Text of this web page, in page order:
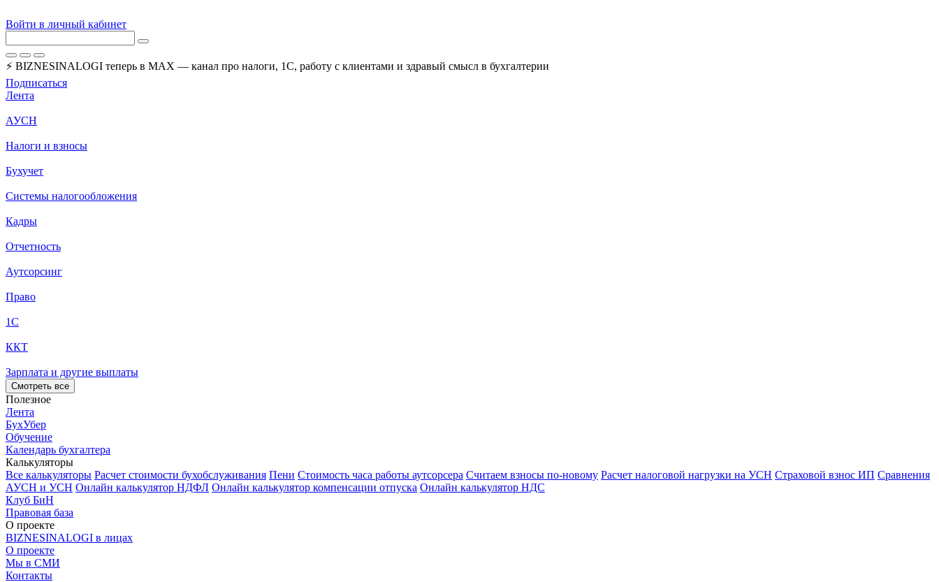
Войти в личный кабинет
⚡ BIZNESINALOGI теперь в MAX — канал про налоги, 1С, работу с клиентами и здравый смысл в бухгалтерии
Подписаться
Лента
АУСН
Налоги и взносы
Бухучет
Системы налогообложения
Кадры
Отчетность
Аутсорсинг
Право
1С
ККТ
Зарплата и другие выплаты
Смотреть все
Полезное
Лента
БухУбер
Обучение
Календарь бухгалтера
Калькуляторы
Все калькуляторы Расчет стоимости бухобслуживания Пени Стоимость часа работы аутсорсера Считаем взносы по-новому Расчет налоговой нагрузки на УСН Страховой взнос ИП Сравнения
АУСН и УСН Онлайн калькулятор НДФЛ Онлайн калькулятор компенсации отпуска Онлайн калькулятор НДС
Клуб БиН
Правовая база
О проекте
BIZNESINALOGI в лицах
О проекте
Мы в СМИ
Контакты